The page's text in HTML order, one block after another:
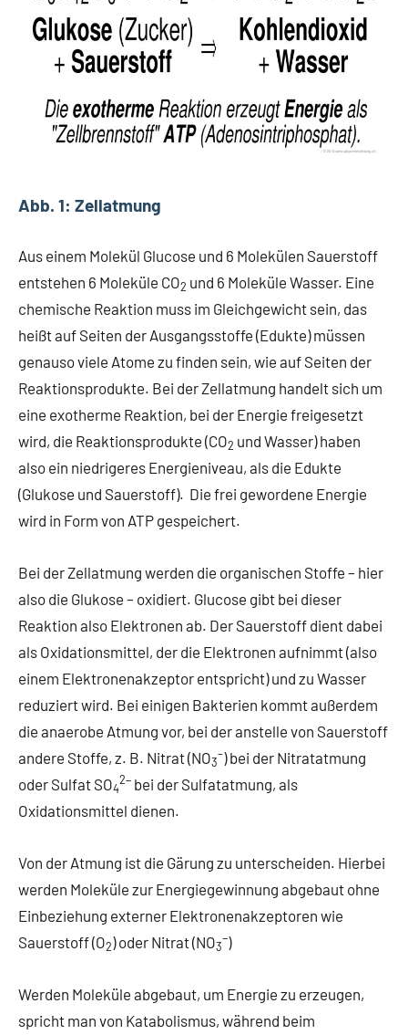
Abb. 1: Zellatmung
Aus einem Molekül Glucose und 6 Molekülen Sauerstoff
entstehen 6 Moleküle CO2 und 6 Moleküle Wasser. Eine
chemische Reaktion muss im Gleichgewicht sein, das
heißt auf Seiten der Ausgangsstoffe (Edukte) müssen
genauso viele Atome zu finden sein, wie auf Seiten der
Reaktionsprodukte. Bei der Zellatmung handelt sich um
eine exotherme Reaktion, bei der Energie freigesetzt
wird, die Reaktionsprodukte (CO2 und Wasser) haben
also ein niedrigeres Energieniveau, als die Edukte
(Glukose und Sauerstoff). Die frei gewordene Energie
wird in Form von ATP gespeichert.
Bei der Zellatmung werden die organischen Stoffe – hier
also die Glukose – oxidiert. Glucose gibt bei dieser
Reaktion also Elektronen ab. Der Sauerstoff dient dabei
als Oxidationsmittel, der die Elektronen aufnimmt (also
einem Elektronenakzeptor entspricht) und zu Wasser
reduziert wird. Bei einigen Bakterien kommt außerdem
die anaerobe Atmung vor, bei der anstelle von Sauerstoff
andere Stoffe, z. B. Nitrat (NO3
–) bei der Nitratatmung
oder Sulfat SO4
2− bei der Sulfatatmung, als
Oxidationsmittel dienen.
Von der Atmung ist die Gärung zu unterscheiden. Hierbei
werden Moleküle zur Energiegewinnung abgebaut ohne
Einbeziehung externer Elektronenakzeptoren wie
Sauerstoff (O2) oder Nitrat (NO3
−)
Werden Moleküle abgebaut, um Energie zu erzeugen,
spricht man von Katabolismus, während beim